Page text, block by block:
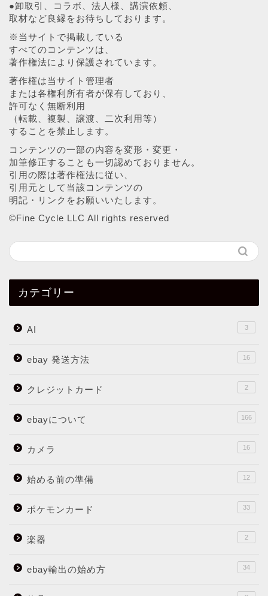
●卸取引、コラボ、法人様、講演依頼、
取材など良縁をお待ちしております。
※当サイトで掲載している
すべてのコンテンツは、
著作権法により保護されています。
著作権は当サイト管理者
または各権利所有者が保有しており、
許可なく無断利用
（転載、複製、譲渡、二次利用等）
することを禁止します。
コンテンツの一部の内容を変形・変更・
加筆修正することも一切認めておりません。
引用の際は著作権法に従い、
引用元として当該コンテンツの
明記・リンクをお願いいたします。
©︎Fine Cycle LLC All rights reserved
カテゴリー
AI 3
ebay 発送方法 16
クレジットカード 2
ebayについて 166
カメラ 16
始める前の準備 12
ポケモンカード 33
楽器 2
ebay輸出の始め方 34